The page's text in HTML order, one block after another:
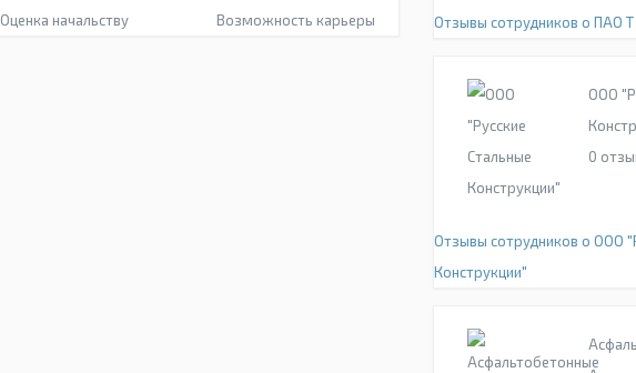
Оценка начальству Возможность карьеры Отзывы сотрудников о ПАО
ООО
0
Отзывы сотрудников о ООО
Конструкции"